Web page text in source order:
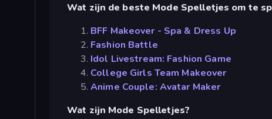
Wat zijn de beste Mode Spelletjes om te
BFF Makeover - Spa & Dress Up
Fashion Battle
Idol Livestream: Fashion Game
College Girls Team Makeover
Anime Couple: Avatar Maker
Wat zijn Mode Spelletjes?